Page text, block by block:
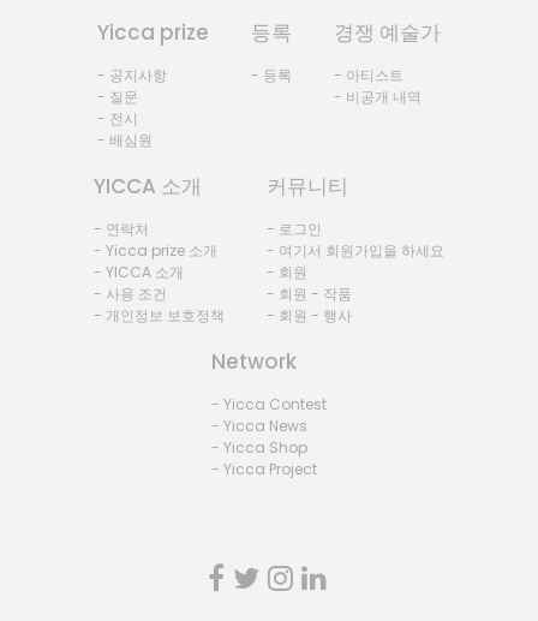
Yicca prize
- 공지사항
- 질문
- 전시
- 배심원
등록
- 등록
경쟁 예술가
- 아티스트
- 비공개 내역
YICCA 소개
- 연락처
- Yicca prize 소개
- YICCA 소개
- 사용 조건
- 개인정보 보호정책
커뮤니티
- 로그인
- 여기서 회원가입을 하세요
- 회원
- 회원 - 작품
- 회원 - 행사
Network
- Yicca Contest
- Yicca News
- Yicca Shop
- Yicca Project